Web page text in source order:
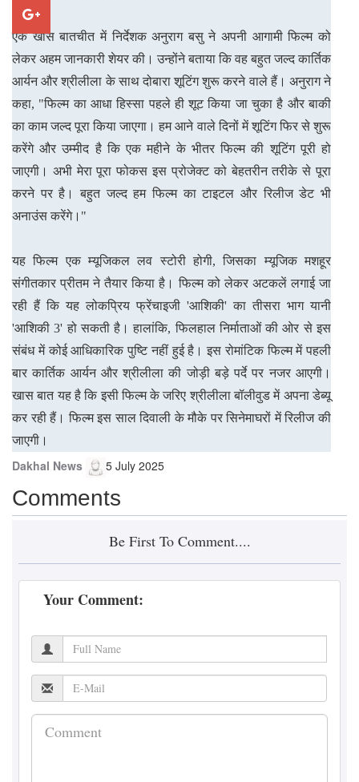
एक खास बातचीत में निर्देशक अनुराग बसु ने अपनी आगामी फिल्म को
लेकर अहम जानकारी शेयर की। उन्होंने बताया कि वह बहुत जल्द कार्तिक
आर्यन और श्रीलीला के साथ दोबारा शूटिंग शुरू करने वाले हैं। अनुराग ने
कहा, "फिल्म का आधा हिस्सा पहले ही शूट किया जा चुका है और बाकी
का काम जल्द पूरा किया जाएगा। हम आने वाले दिनों में शूटिंग फिर से शुरू
करेंगे और उम्मीद है कि एक महीने के भीतर फिल्म की शूटिंग पूरी हो
जाएगी। अभी मेरा पूरा फोकस इस प्रोजेक्ट को बेहतरीन तरीके से पूरा
करने पर है। बहुत जल्द हम फिल्म का टाइटल और रिलीज डेट भी
अनाउंस करेंगे।"
यह फिल्म एक म्यूजिकल लव स्टोरी होगी, जिसका म्यूजिक मशहूर
संगीतकार प्रीतम ने तैयार किया है। फिल्म को लेकर अटकलें लगाई जा
रही हैं कि यह लोकप्रिय फ्रेंचाइजी 'आशिकी' का तीसरा भाग यानी
'आशिकी 3' हो सकती है। हालांकि, फिलहाल निर्माताओं की ओर से इस
संबंध में कोई आधिकारिक पुष्टि नहीं हुई है। इस रोमांटिक फिल्म में पहली
बार कार्तिक आर्यन और श्रीलीला की जोड़ी बड़े पर्दे पर नजर आएगी।
खास बात यह है कि इसी फिल्म के जरिए श्रीलीला बॉलीवुड में अपना डेब्यू
कर रही हैं। फिल्म इस साल दिवाली के मौके पर सिनेमाघरों में रिलीज की
जाएगी।
Dakhal News 5 July 2025
Comments
Be First To Comment....
Your Comment: